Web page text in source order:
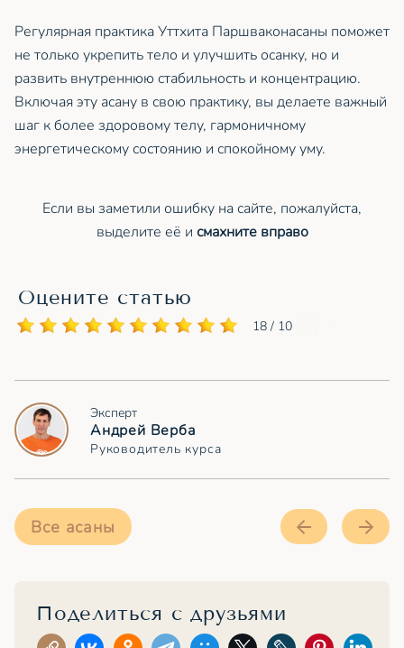
Регулярная практика Уттхита Паршваконасаны поможет
не только укрепить тело и улучшить осанку, но и
развить внутреннюю стабильность и концентрацию.
Включая эту асану в свою практику, вы делаете важный
шаг к более здоровому телу, гармоничному
энергетическому состоянию и спокойному уму.
Если вы заметили ошибку на сайте, пожалуйста,
выделите её и смахните вправо
Оцените статью
18 / 10
Эксперт
Андрей Верба
Руководитель курса
Все асаны
Поделиться с друзьями